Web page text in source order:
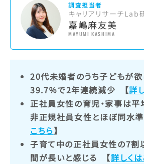
調査担当者
キャリアリサーチLab
嘉嶋麻友美
MAYUMI KASHIMA
20代未婚者のうち子どもが
39.7％で2年連続減少
【詳
正社員女性の育児・家事は平
非正規社員女性とほぼ同水準
こちら】
子育て中の正社員女性の7割
間が長いと感じる
【詳しく